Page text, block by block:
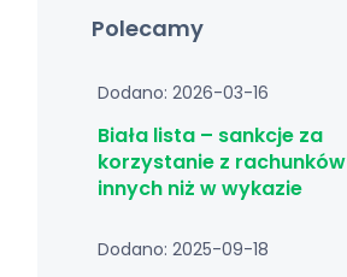
Polecamy
Dodano: 2026-03-16
Biała lista – sankcje za
korzystanie z rachunków
innych niż w wykazie
Dodano: 2025-09-18